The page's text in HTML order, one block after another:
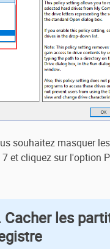
souhaitez masquer
7 et cliquez sur l'option
Cacher les